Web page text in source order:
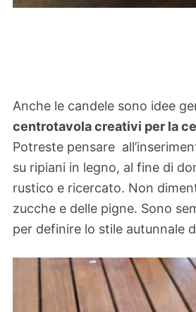
Anche le candele sono idee
centrotavola creativi per la
Potreste pensare
su ripiani in legno, al fine di
rustico e ricercato. Non
zucche e delle pigne. Sono
per definire lo stile autunnale